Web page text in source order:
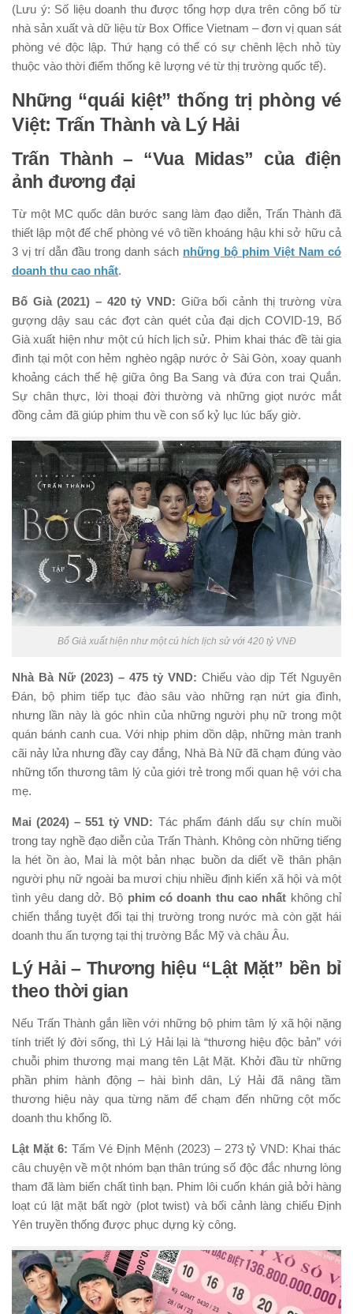
(Lưu ý: Số liệu doanh thu được tổng hợp dựa trên công bố từ
nhà sản xuất và dữ liệu từ Box Office Vietnam – đơn vị quan sát
phòng vé độc lập. Thứ hạng có thể có sự chênh lệch nhỏ tùy
thuộc vào thời điểm thống kê lượng vé từ thị trường quốc tế).
Những “quái kiệt” thống trị phòng vé
Việt: Trấn Thành và Lý Hải
Trấn Thành – “Vua Midas” của điện
ảnh đương đại
Từ một MC quốc dân bước sang làm đạo diễn, Trấn Thành đã
thiết lập một đế chế phòng vé vô tiền khoáng hậu khi sở hữu cả
3 vị trí dẫn đầu trong danh sách những bộ phim Việt Nam có
doanh thu cao nhất.
Bố Già (2021) – 420 tỷ VND: Giữa bối cảnh thị trường vừa
gượng dậy sau các đợt càn quét của đại dịch COVID-19, Bố
Già xuất hiện như một cú hích lịch sử. Phim khai thác đề tài gia
đình tại một con hẻm nghèo ngập nước ở Sài Gòn, xoay quanh
khoảng cách thế hệ giữa ông Ba Sang và đứa con trai Quắn.
Sự chân thực, lời thoại đời thường và những giọt nước mắt
đồng cảm đã giúp phim thu về con số kỷ lục lúc bấy giờ.
Bố Già xuất hiện như một cú hích lịch sử với 420 tỷ VNĐ
Nhà Bà Nữ (2023) – 475 tỷ VND: Chiếu vào dịp Tết Nguyên
Đán, bộ phim tiếp tục đào sâu vào những rạn nứt gia đình,
nhưng lần này là góc nhìn của những người phụ nữ trong một
quán bánh canh cua. Với nhịp phim dồn dập, những màn tranh
cãi nảy lửa nhưng đầy cay đắng, Nhà Bà Nữ đã chạm đúng vào
những tổn thương tâm lý của giới trẻ trong mối quan hệ với cha
mẹ.
Mai (2024) – 551 tỷ VND: Tác phẩm đánh dấu sự chín muồi
trong tay nghề đạo diễn của Trấn Thành. Không còn những tiếng
la hét ồn ào, Mai là một bản nhạc buồn da diết về thân phận
người phụ nữ ngoài ba mươi chịu nhiều định kiến xã hội và một
tình yêu dang dở. Bộ phim có doanh thu cao nhất không chỉ
chiến thắng tuyệt đối tại thị trường trong nước mà còn gặt hái
doanh thu ấn tượng tại thị trường Bắc Mỹ và châu Âu.
Lý Hải – Thương hiệu “Lật Mặt” bền bỉ
theo thời gian
Nếu Trấn Thành gắn liền với những bộ phim tâm lý xã hội nặng
tính triết lý đời sống, thì Lý Hải lại là “thương hiệu độc bản” với
chuỗi phim thương mại mang tên Lật Mặt. Khởi đầu từ những
phần phim hành động – hài bình dân, Lý Hải đã nâng tầm
thương hiệu này qua từng năm để chạm đến những cột mốc
doanh thu khổng lồ.
Lật Mặt 6: Tấm Vé Định Mệnh (2023) – 273 tỷ VND: Khai thác
câu chuyện về một nhóm bạn thân trúng số độc đắc nhưng lòng
tham đã làm biến chất tình bạn. Phim lôi cuốn khán giả bởi hàng
loạt cú lật mặt bất ngờ (plot twist) và bối cảnh làng chiếu Định
Yên truyền thống được phục dựng kỳ công.